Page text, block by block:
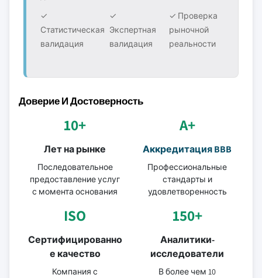
✓
Статистическая
валидация
✓
Экспертная
валидация
✓ Проверка
рыночной
реальности
Доверие И Достоверность
10+
Лет на рынке
Последовательное
предоставление услуг
с момента основания
A+
Аккредитация BBB
Профессиональные
стандарты и
удовлетворенность
ISO
Сертифицированно
е качество
Компания с
150+
Аналитики-
исследователи
В более чем 10